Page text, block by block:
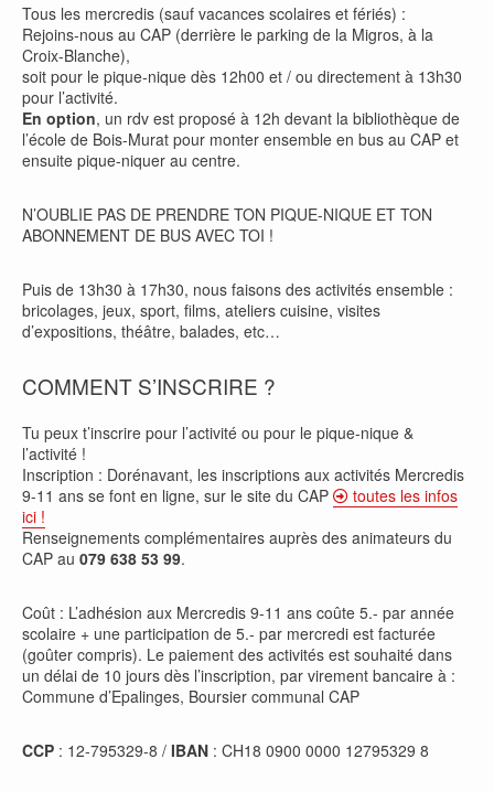
Tous les mercredis (sauf vacances scolaires et fériés) :
Rejoins-nous au CAP (derrière le parking de la Migros, à la
Croix-Blanche),
soit pour le pique-nique dès 12h00 et / ou directement à 13h30
pour l’activité.
En option, un rdv est proposé à 12h devant la bibliothèque de
l’école de Bois-Murat pour monter ensemble en bus au CAP et
ensuite pique-niquer au centre.
N’OUBLIE PAS DE PRENDRE TON PIQUE-NIQUE ET TON
ABONNEMENT DE BUS AVEC TOI !
Puis de 13h30 à 17h30, nous faisons des activités ensemble :
bricolages, jeux, sport, films, ateliers cuisine, visites
d’expositions, théâtre, balades, etc…
COMMENT S’INSCRIRE ?
Tu peux t’inscrire pour l’activité ou pour le pique-nique &
l’activité !
Inscription : Dorénavant, les inscriptions aux activités Mercredis
9-11 ans se font en ligne, sur le site du CAP
toutes les infos
ici !
Renseignements complémentaires auprès des animateurs du
CAP au 079 638 53 99.
Coût : L’adhésion aux Mercredis 9-11 ans coûte 5.- par année
scolaire + une participation de 5.- par mercredi est facturée
(goûter compris). Le paiement des activités est souhaité dans
un délai de 10 jours dès l’inscription, par virement bancaire à :
Commune d’Epalinges, Boursier communal CAP
CCP : 12-795329-8 / IBAN : CH18 0900 0000 12795329 8